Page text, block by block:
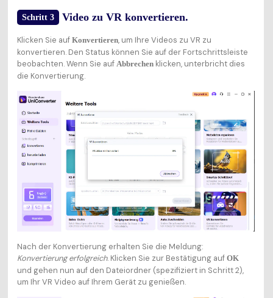
Schritt 3 Video zu VR konvertieren.
Klicken Sie auf Konvertieren, um Ihre Videos zu VR zu
konvertieren. Den Status können Sie auf der Fortschrittsleiste
beobachten. Wenn Sie auf Abbrechenklicken, unterbricht dies
die Konvertierung.
Nach der Konvertierung erhalten Sie die Meldung:
Konvertierung erfolgreich. Klicken Sie zur Bestätigung auf OK
und gehen nun auf den Dateiordner (spezifiziert in Schritt 2),
um Ihr VR Video auf Ihrem Gerät zu genießen.